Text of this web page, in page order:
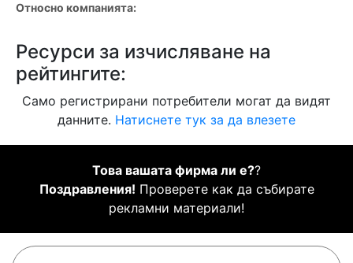
Относно компанията:
Ресурси за изчисляване на
рейтингите:
Само регистрирани потребители могат да видят
данните. Натиснете тук за да влезете
Това вашата фирма ли е??
Поздравления! Проверете как да събирате
рекламни материали!